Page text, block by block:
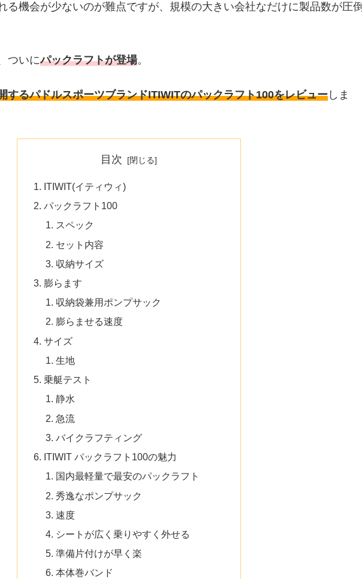
る機会が少ないのが難点ですが、規模の大きい会社なだけに製品数が圧倒
ついにパックラフトが登場。
するパドルスポーツブランドITIWITのパックラフト100をレビュー しま
目次
ITIWIT(イティウィ)
パックラフト100
スペック
セット内容
収納サイズ
膨らます
収納袋兼用ポンプサック
膨らませる速度
サイズ
生地
乗艇テスト
静水
急流
バイクラフティング
ITIWIT パックラフト100の魅力
国内最軽量で最安のパックラフト
秀逸なポンプサック
速度
シートが広く乗りやすく外せる
準備片付けが早く楽
本体巻バンド